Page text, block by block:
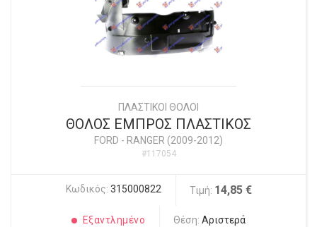
ΠΛΑΣΤΙΚΟΙ ΘΟΛΟΙ
ΘΟΛΟΣ ΕΜΠΡΟΣ ΠΛΑΣΤΙΚΟΣ
FORD - RANGER (2009-2012)
#117054
Κωδικός: 315000822 Τιμή: 14,85 €
Εξαντλημένο Θέση:Αριστερά